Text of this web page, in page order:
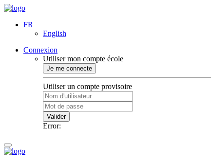
FR
English
Connexion
Utiliser mon compte école
Je me connecte
Utiliser un compte provisoire
Valider
Error: